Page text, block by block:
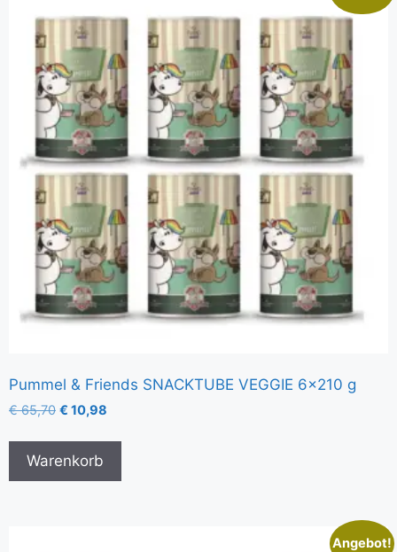
Pummel & Friends SNACKTUBE VEGGIE 6×210 g
€65,70 € 10,98
Warenkorb
Angebot!